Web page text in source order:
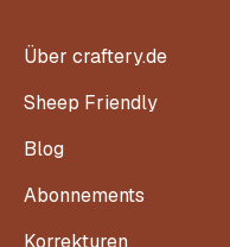
Über craftery.de
Sheep Friendly
Blog
Abonnements
Korrekturen